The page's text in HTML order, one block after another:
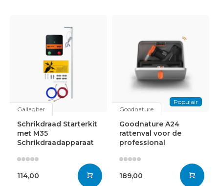
Gallagher
Schrikdraad Starterkit
met M35
Schrikdraadapparaat
114,00
Populair
Goodnature
Goodnature A24
rattenval voor de
professional
189,00